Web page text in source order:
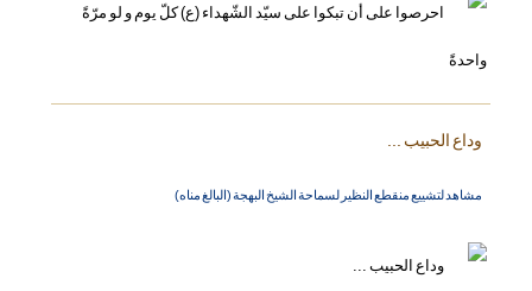
وداع الحبيب ...
مشاهد لتشييع منقطع النظير لسماحة الشيخ البهجة (البالغ مناه)